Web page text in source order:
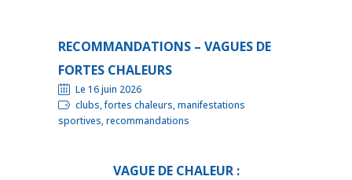
RECOMMANDATIONS – VAGUES DE
FORTES CHALEURS
Le 16 juin 2026
clubs, fortes chaleurs, manifestations
sportives, recommandations
VAGUE DE CHALEUR :